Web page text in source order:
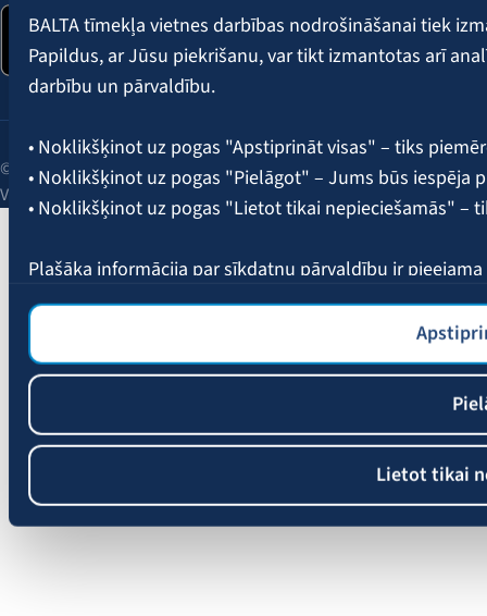
BALTA tīmekļa vietnes darbības nodrošināšanai tiek
Papildus, ar Jūsu piekrišanu, var tikt izmantotas arī
darbību un pārvaldību.
• Noklikšķinot uz pogas "Apstiprināt visas" – tiks
• Noklikšķinot uz pogas "Pielāgot" – Jums būs iespēja
• Noklikšķinot uz pogas "Lietot tikai nepieciešamās" –
Plašāka informācija par sīkdatņu pārvaldību ir pieejama
Lietot tikai
© 2026 AAS BALTA | Skanstes iela 25, Rīga, LV-1013, Latvija.
Vienotais reģ. Nr. 40003049409.